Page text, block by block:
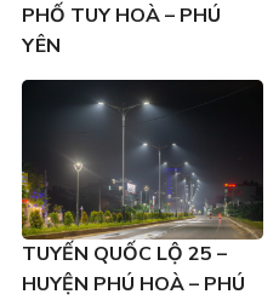
PHỐ TUY HOÀ – PHÚ
YÊN
TUYẾN QUỐC LỘ 25 –
HUYỆN PHÚ HOÀ – PHÚ